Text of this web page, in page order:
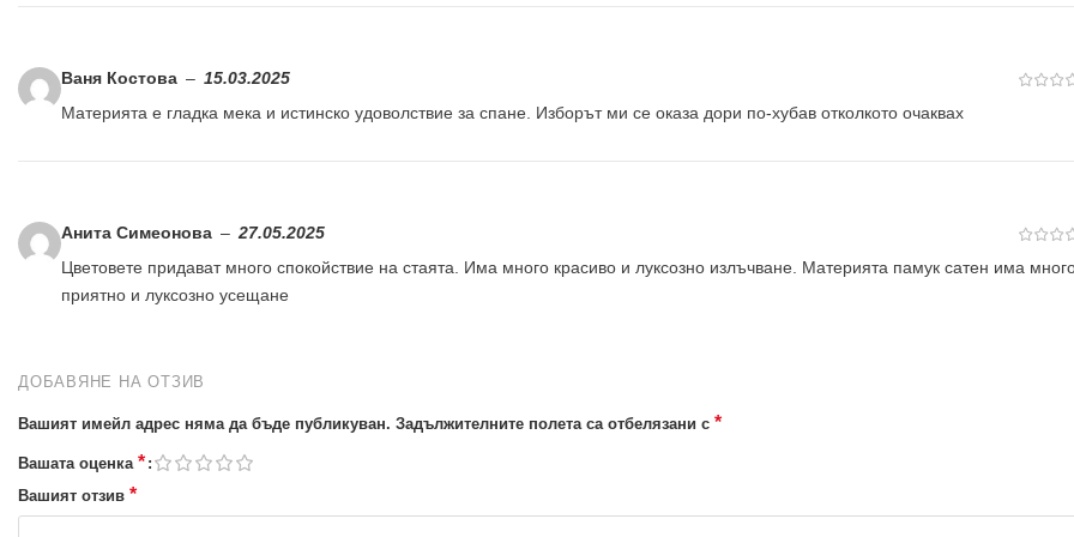
Ваня Костова – 15.03.2025
Материята е гладка мека и истинско удоволствие за спане. Изборът ми се оказа дори по-хубав отколкото очаквах
Анита Симеонова – 27.05.2025
Цветовете придават много спокойствие на стаята. Има много красиво и луксозно излъчване. Материята памук сатен има
приятно и луксозно усещане
ДОБАВЯНЕ НА ОТЗИВ
Вашият имейл адрес няма да бъде публикуван. Задължителните полета са отбелязани с *
Вашата оценка *
Вашият отзив *